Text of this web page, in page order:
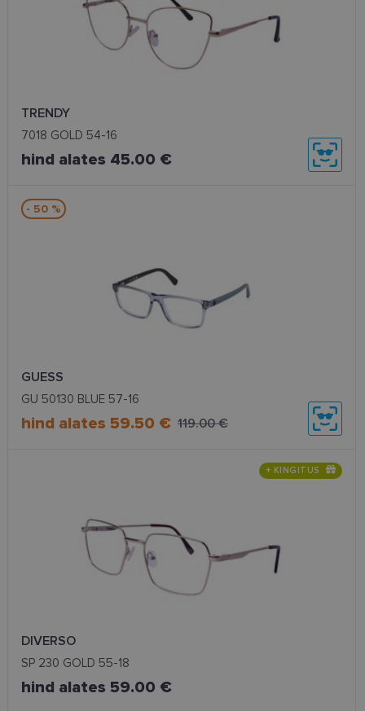
TRENDY
7018 GOLD 54-16
hind alates 45.00 €
- 50 %
GUESS
GU 50130 BLUE 57-16
hind alates 59.50 € 119.00 €
+ KINGITUS
DIVERSO
SP 230 GOLD 55-18
hind alates 59.00 €